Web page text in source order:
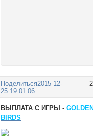
Поделиться2015-12-
25 19:01:06
ВЫПЛАТА С ИГРЫ -
BIRDS